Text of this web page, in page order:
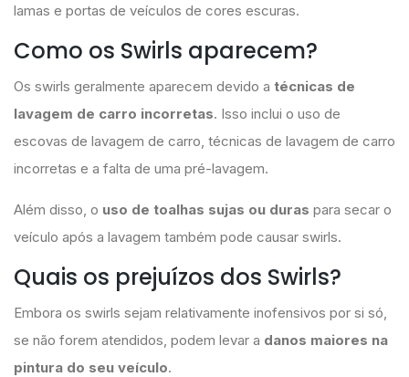
lamas e portas de veículos de cores escuras.
Como os Swirls aparecem?
Os swirls geralmente aparecem devido a técnicas de
lavagem de carro incorretas. Isso inclui o uso de
escovas de lavagem de carro, técnicas de lavagem de carro
incorretas e a falta de uma pré-lavagem.
Além disso, o uso de toalhas sujas ou duras para secar o
veículo após a lavagem também pode causar swirls.
Quais os prejuízos dos Swirls?
Embora os swirls sejam relativamente inofensivos por si só,
se não forem atendidos, podem levar a danos maiores na
pintura do seu veículo.